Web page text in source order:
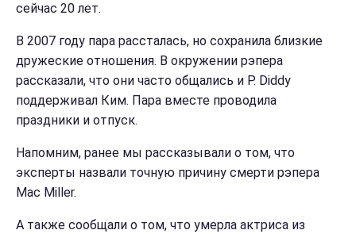
сейчас 20 лет.
В 2007 году пара рассталась, но сохранила близкие
дружеские отношения. В окружении рэпера
рассказали, что они часто общались и P. Diddy
поддерживал Ким. Пара вместе проводила
праздники и отпуск.
Напомним, ранее мы рассказывали о том, что
эксперты назвали точную причину смерти рэпера
Mac Miller.
А также сообщали о том, что умерла актриса из